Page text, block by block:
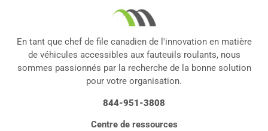
En tant que chef de file canadien de l'innovation en matière
de véhicules accessibles aux fauteuils roulants, nous
sommes passionnés par la recherche de la bonne solution
pour votre organisation.
844-951-3808
Centre de ressources